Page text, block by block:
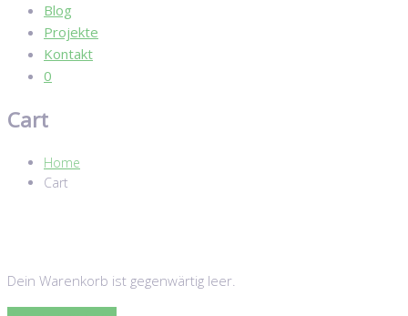
Blog
Projekte
Kontakt
0
Cart
Home
Cart
Dein Warenkorb ist gegenwärtig leer.